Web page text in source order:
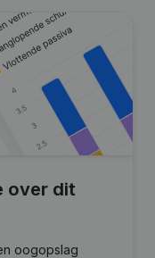
over dit
oogopslag